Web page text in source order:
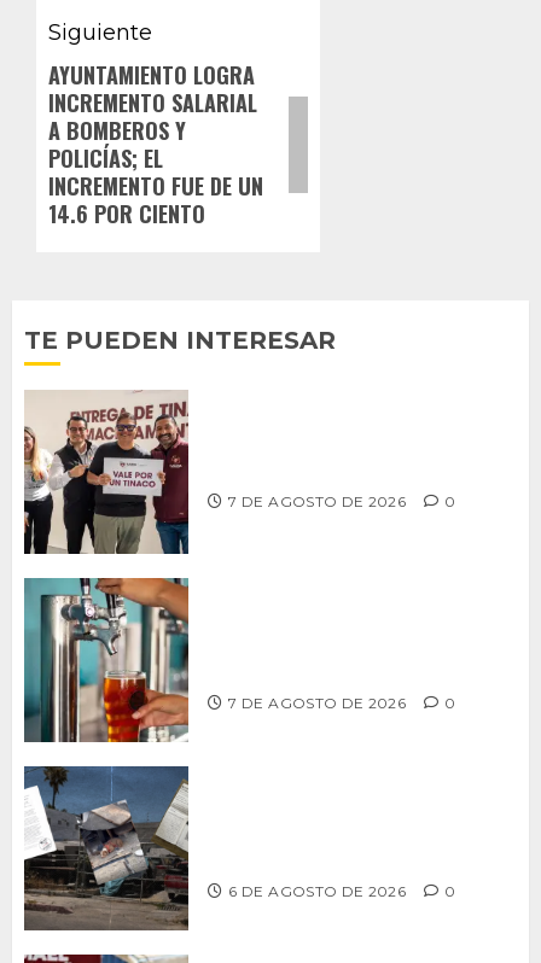
Siguiente
Siguiente
entrada:
AYUNTAMIENTO LOGRA
INCREMENTO SALARIAL
A BOMBEROS Y
POLICÍAS; EL
INCREMENTO FUE DE UN
14.6 POR CIENTO
TE PUEDEN INTERESAR
7 DE AGOSTO DE 2026 0
7 DE AGOSTO DE 2026 0
6 DE AGOSTO DE 2026 0